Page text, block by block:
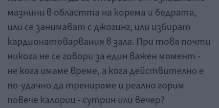
мазнини в областта на корема и бедрата,
или се занимават с джогинг, или избират
кардионатоварвания в зала. При това почти
никога не се говори за един важен момент -
не кога имаме време, а кога действително е
по-удачно да тренираме и реално горим
повече калории - сутрин или вечер?